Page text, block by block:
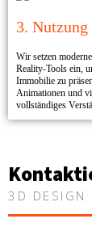
3.
Wir setzen
Reality-Tools ein,
Immobilie zu
Animationen und
vollständiges
3D DESIGN